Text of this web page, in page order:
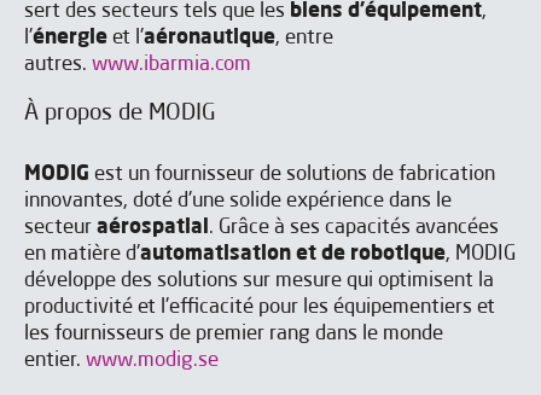
sert des secteurs tels que les biens d'équipement,
l'énergie et l'aéronautique, entre
autres. www.ibarmia.com
À propos de MODIG
MODIG est un fournisseur de solutions de fabrication
innovantes, doté d'une solide expérience dans le
secteur aérospatial . Grâce à ses capacités avancées
en matière d'automatisation et de robotique, MODIG
développe des solutions sur mesure qui optimisent la
productivité et l'efficacité pour les équipementiers et
les fournisseurs de premier rang dans le monde
entier. www.modig.se